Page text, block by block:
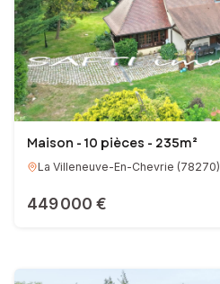
Maison - 10 pièces - 235m²
La Villeneuve-En-Chevrie (78270)
449 000 €